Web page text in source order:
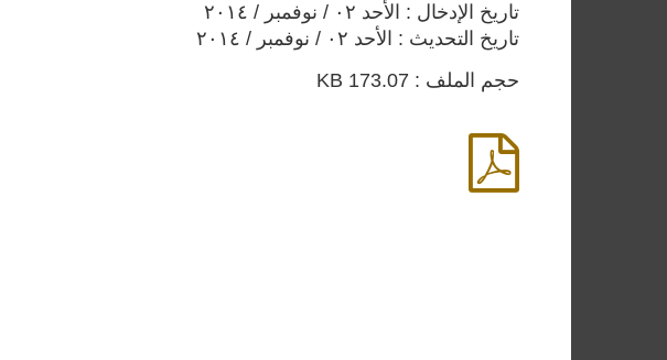
تاريخ الإدخال : الأحد ٠٢ / نوفمبر / ٢٠١٤
تاريخ التحديث : الأحد ٠٢ / نوفمبر / ٢٠١٤
حجم الملف : 173.07 KB